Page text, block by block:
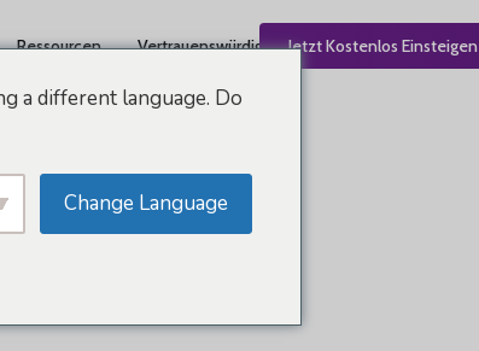
Ressourcen Vertrauenswürdig DE
Jetzt Kostenlos Einsteigen
a different language. Do
Change Language